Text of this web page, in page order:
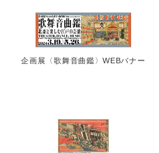
企画展〈歌舞音曲鑑〉WEBバナー